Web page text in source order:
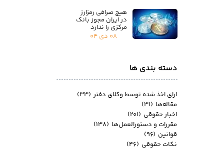
دسته بندی ها
هیچ صرافی رمزارز
در ایران مجوز بانک
مرکزی را ندارد
۰۸ دی ۰۴
ارای اخذ شده توسط وکلای دفتر (۳۳)
مقاله‌ها (۳۱)
اخبار حقوقی (۲۰۱)
مقررات و دستورالعمل‌ها (۱۳۸)
قوانین (۹۶)
نکات حقوقی (۴۶)